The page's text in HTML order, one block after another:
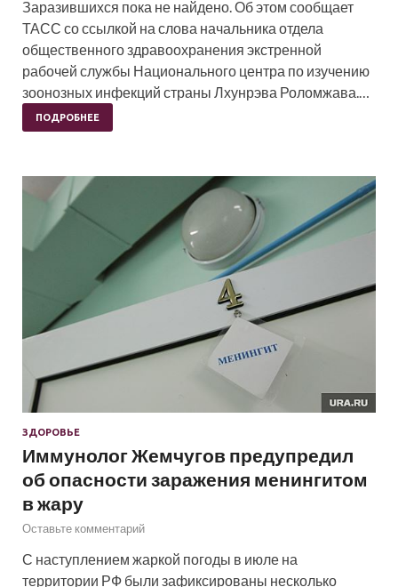
Заразившихся пока не найдено. Об этом сообщает
ТАСС со ссылкой на слова начальника отдела
общественного здравоохранения экстренной
рабочей службы Национального центра по изучению
зоонозных инфекций страны Лхунрэва Роломжава.…
ПОДРОБНЕЕ
ЗДОРОВЬЕ
Иммунолог Жемчугов предупредил
об опасности заражения менингитом
в жару
Оставьте комментарий
С наступлением жаркой погоды в июле на
территории РФ были зафиксированы несколько